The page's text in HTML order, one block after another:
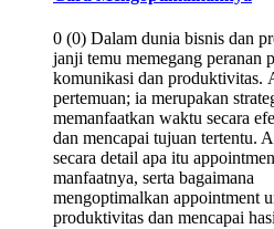
0 (0) Dalam dunia bisnis dan
janji temu memegang peranan
komunikasi dan produktivitas.
pertemuan; ia merupakan
memanfaatkan waktu secara
dan mencapai tujuan tertentu.
secara detail apa itu
manfaatnya, serta bagaimana
mengoptimalkan appointment
produktivitas dan mencapai